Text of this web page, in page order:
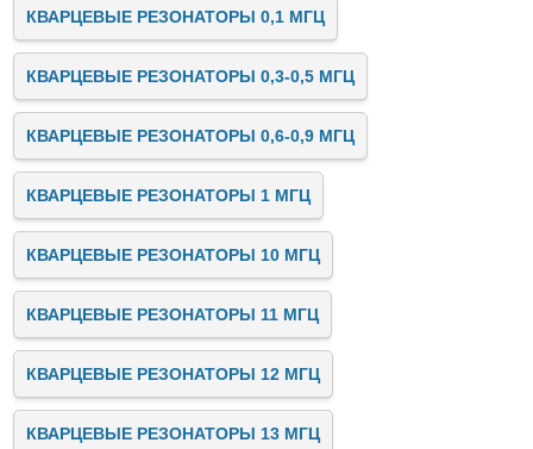
КВАРЦЕВЫЕ РЕЗОНАТОРЫ 0,1 МГЦ
КВАРЦЕВЫЕ РЕЗОНАТОРЫ 0,3-0,5 МГЦ
КВАРЦЕВЫЕ РЕЗОНАТОРЫ 0,6-0,9 МГЦ
КВАРЦЕВЫЕ РЕЗОНАТОРЫ 1 МГЦ
КВАРЦЕВЫЕ РЕЗОНАТОРЫ 10 МГЦ
КВАРЦЕВЫЕ РЕЗОНАТОРЫ 11 МГЦ
КВАРЦЕВЫЕ РЕЗОНАТОРЫ 12 МГЦ
КВАРЦЕВЫЕ РЕЗОНАТОРЫ 13 МГЦ